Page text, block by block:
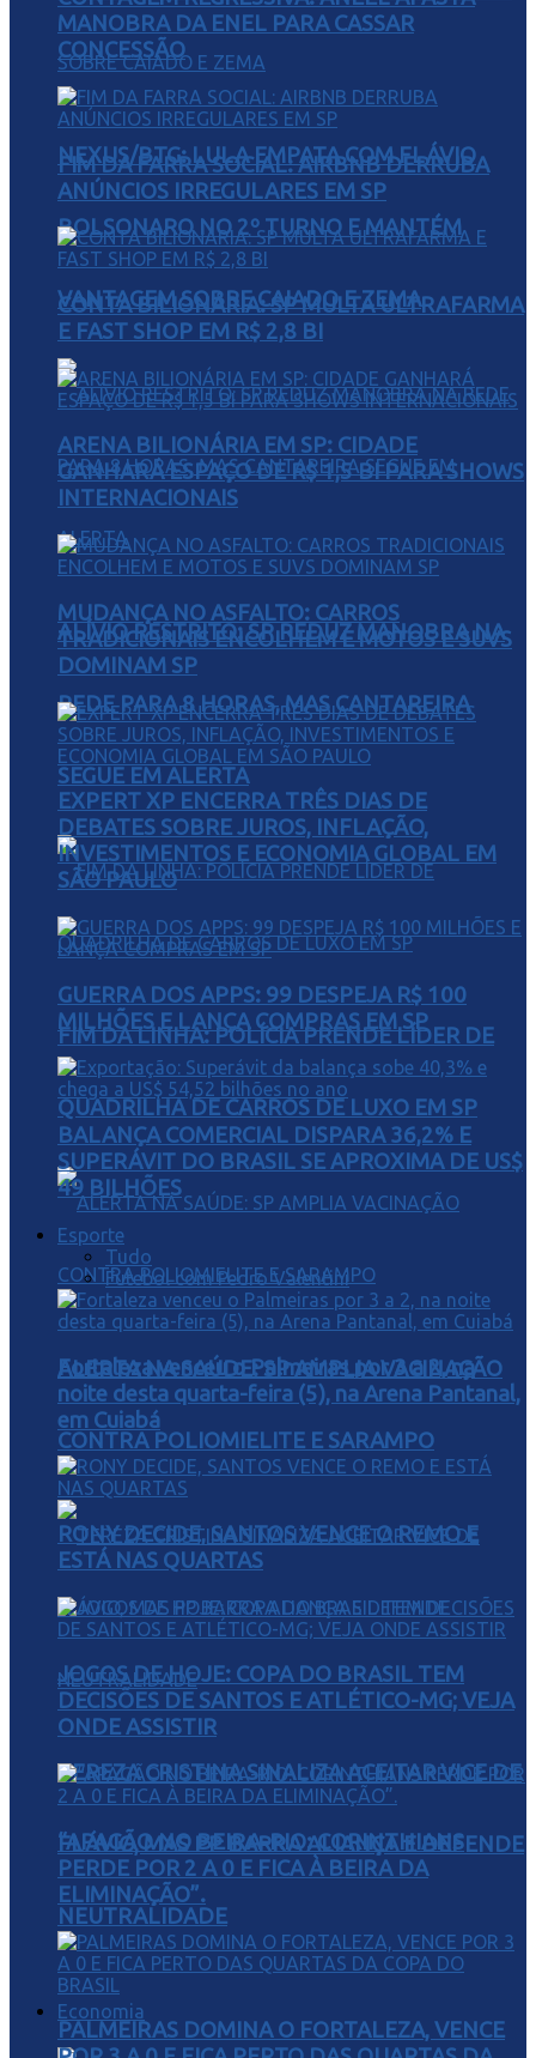
NEXUS/BTG: LULA EMPATA COM FLÁVIO
BOLSONARO NO 2º TURNO E MANTÉM
VANTAGEM SOBRE CAIADO E ZEMA
ALÍVIO RESTRITO: SP REDUZ MANOBRA NA
REDE PARA 8 HORAS, MAS CANTAREIRA
SEGUE EM ALERTA
FIM DA LINHA: POLÍCIA PRENDE LÍDER DE
QUADRILHA DE CARROS DE LUXO EM SP
ALERTA NA SAÚDE: SP AMPLIA VACINAÇÃO
CONTRA POLIOMIELITE E SARAMPO
TEREZA CRISTINA SINALIZA ACEITAR VICE DE
FLÁVIO, MAS PP BARRA ALIANÇA E DEFENDE
NEUTRALIDADE
Economia
MANOBRA DA ENEL PARA CASSAR
CONCESSÃO
FIM DA FARRA SOCIAL: AIRBNB DERRUBA
ANÚNCIOS IRREGULARES EM SP
CONTA BILIONÁRIA: SP MULTA ULTRAFARMA
E FAST SHOP EM R$ 2,8 BI
ARENA BILIONÁRIA EM SP: CIDADE
GANHARÁ ESPAÇO DE R$ 1,5 BI PARA SHOWS
INTERNACIONAIS
MUDANÇA NO ASFALTO: CARROS
TRADICIONAIS ENCOLHEM E MOTOS E SUVS
DOMINAM SP
EXPERT XP ENCERRA TRÊS DIAS DE
DEBATES SOBRE JUROS, INFLAÇÃO,
INVESTIMENTOS E ECONOMIA GLOBAL EM
SÃO PAULO
GUERRA DOS APPS: 99 DESPEJA R$ 100
MILHÕES E LANÇA COMPRAS EM SP
BALANÇA COMERCIAL DISPARA 36,2% E
SUPERÁVIT DO BRASIL SE APROXIMA DE US$
49 BILHÕES
Esporte
Tudo
Futebol com Pedro Valentini
Fortaleza venceu o Palmeiras por 3 a 2, na
noite desta quarta-feira (5), na Arena Pantanal,
em Cuiabá
RONY DECIDE, SANTOS VENCE O REMO E
ESTÁ NAS QUARTAS
JOGOS DE HOJE: COPA DO BRASIL TEM
DECISÕES DE SANTOS E ATLÉTICO-MG; VEJA
ONDE ASSISTIR
“APAGÃO NO BEIRA-RIO: CORINTHIANS
PERDE POR 2 A 0 E FICA À BEIRA DA
ELIMINAÇÃO”.
PALMEIRAS DOMINA O FORTALEZA, VENCE